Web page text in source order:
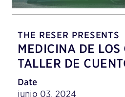
THE RESER PRESENTS
MEDICINA DE LOS
TALLER DE
Date
junio 03, 2024